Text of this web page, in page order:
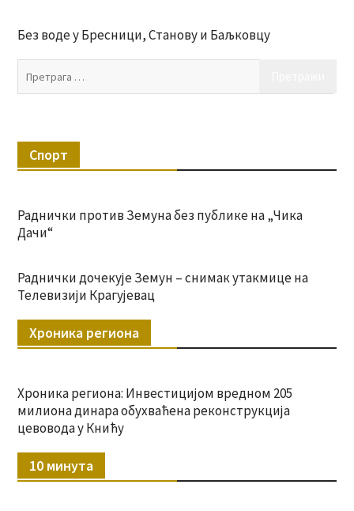
Без воде у Бресници, Станову и Баљковцу
Спорт
Раднички против Земуна без публике на „Чика
Дачи“
Раднички дочекује Земун – снимак утакмице на
Телевизији Крагујевац
Хроника региона
Хроника региона: Инвестицијом вредном 205
милиона динара обухваћена реконструкција
цевовода у Книћу
10 минута